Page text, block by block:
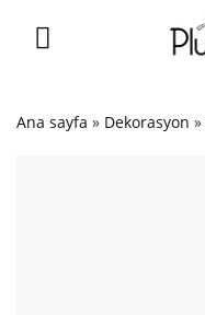
Ana sayfa » Dekorasyon »